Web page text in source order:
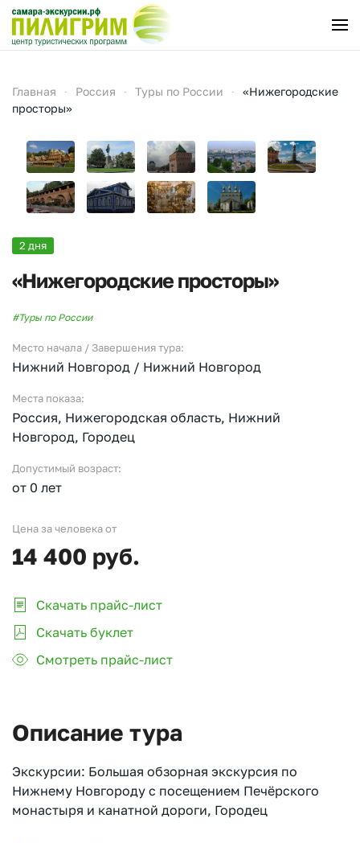
Перейти к содержимому
Главная Россия Туры по России
«Нижегородские
просторы»
2 дня
«Нижегородские просторы»
#Туры по России
Место начала / Завершения тура:
Нижний Новгород / Нижний Новгород
Места показа:
Россия, Нижегородская область, Нижний
Новгород, Городец
Допустимый возраст:
от 0 лет
Цена за человека от
14 400 руб.
Скачать прайс-лист
Скачать буклет
Смотреть прайс-лист
Описание тура
Экскурсии: Большая обзорная экскурсия по
Нижнему Новгороду с посещением Печёрского
монастыря и канатной дороги, Городец